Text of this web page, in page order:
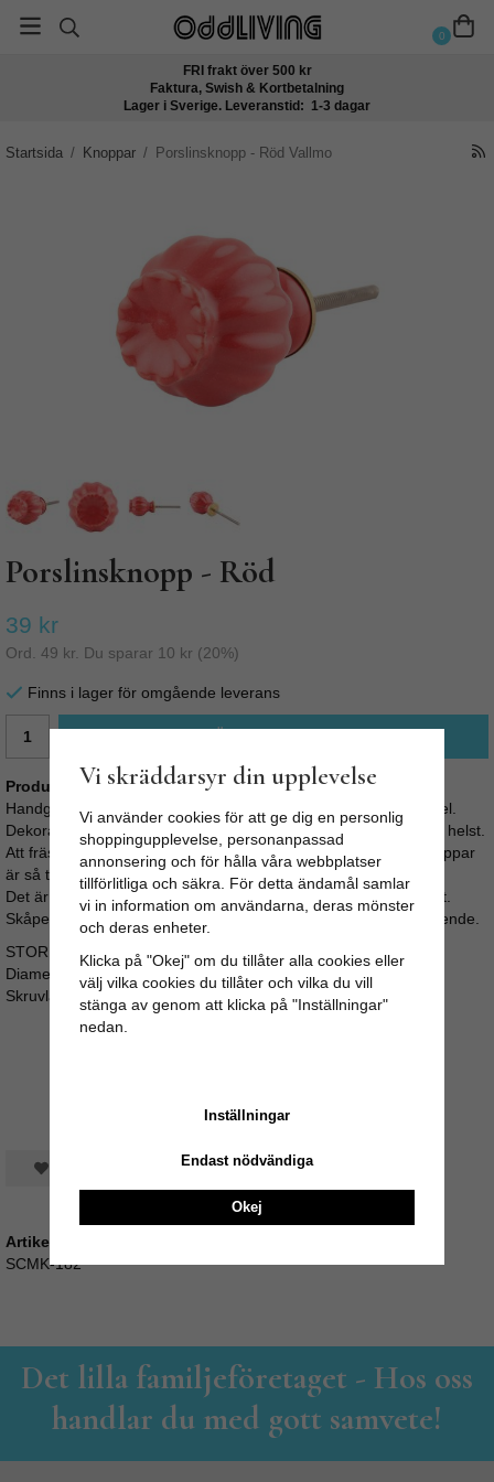
0
FRI frakt över 500 kr
Faktura, Swish & Kortbetalning
Lager i Sverige. Leveranstid: 1-3 dagar
Startsida / Knoppar / Porslinsknopp - Röd Vallmo
Porslinsknopp - Röd
39 kr
Ord. 49 kr . Du sparar 10 kr (20%)
Finns i lager för omgående leverans
Produktbeskrivning:
Handgjord byråknopp i röd färg med form av en vallmofrökapsel.
Dekorativ till både byrån, köksinredningen eller vilket skåp som helst.
Att fräsha upp sin byrå, köksluckor eller garderob med nya knoppar
är så tacksamt.
Det är enkelt, går fort, är billigt och ger oftast ett snyggt resultat.
Skåpet eller byrån får en personlig prägel och ett helt nytt utseende.
STORLEK:
Diameter: 4.82 cm
Skruvlängd ca 3,5cm (M4)
Spara som favorit
Artikelnummer:
SCMK-182
Det lilla familjeföretaget - Hos oss
handlar du med gott samvete!
Vi skräddarsyr din upplevelse
Vi använder cookies för att ge dig en personlig
shoppingupplevelse, personanpassad
annonsering och för hålla våra webbplatser
tillförlitliga och säkra. För detta ändamål samlar
vi in information om användarna, deras mönster
och deras enheter.
Klicka på "Okej" om du tillåter alla cookies eller
välj vilka cookies du tillåter och vilka du vill
stänga av genom att klicka på "Inställningar"
nedan.
Inställningar
Endast nödvändiga
Okej